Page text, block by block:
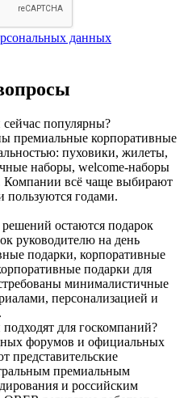
данных
популярны?
премиальные корпоративные
пуховики, жилеты,
наборы, welcome-наборы
всё чаще выбирают
годами.
остаются подарок
руководителю на день
подарки, корпоративные
подарки для
минималистичные
персонализацией и
для госкомпаний?
форумов и официальных
представительские
премиальным
и российским